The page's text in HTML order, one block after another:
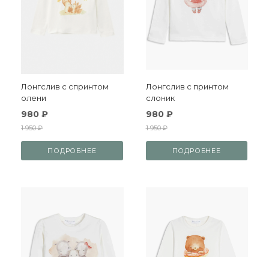
Лонгслив с спринтом
олени
980 ₽
1 950 ₽
ПОДРОБНЕЕ
Лонгслив с принтом
слоник
980 ₽
1 950 ₽
ПОДРОБНЕЕ